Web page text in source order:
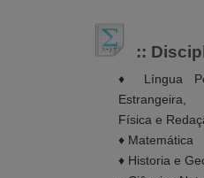
::
♦ Língua
Estrangeira,
Física e
♦ Matemática
♦ Historia e